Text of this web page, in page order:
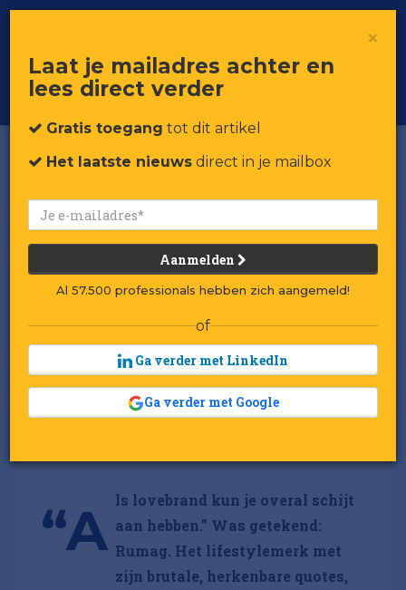
Voor professionals in retail & brands
Toggle
Rumag: omstreden, edgy,
populair - en failliet
Nina van Klaveren
Gepubliceerd op 30 mei 2024 om 12:48
“A ls lovebrand kun je overal schijt
aan hebben.” Was getekend:
Rumag. Het lifestylemerk met
zijn brutale, herkenbare quotes,
×
Laat je mailadres achter en
lees direct verder
Gratis toegang tot dit artikel
Het laatste nieuws direct in je mailbox
Aanmelden
Al 57.500 professionals hebben zich aangemeld!
of
Ga verder met LinkedIn
Ga verder met Google